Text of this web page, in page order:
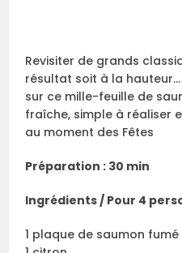
Revisiter de grands
résultat soit à la
sur ce mille-feuille de
fraîche, simple à réaliser
au moment des Fêtes
Préparation : 30 min
Ingrédients / Pour 4
1 plaque de saumon fumé